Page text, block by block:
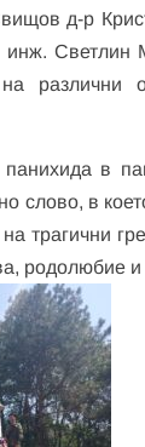
д-р
Светлин
различни
в
слово, в
трагични
родолюбие и